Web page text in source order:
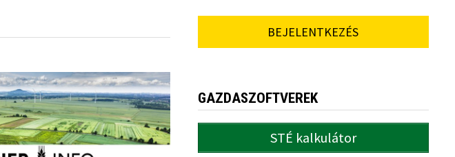
BEJELENTKEZÉS
GAZDASZOFTVEREK
STÉ kalkulátor